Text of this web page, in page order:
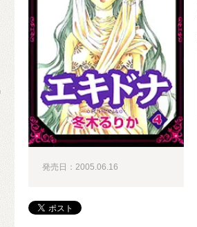
発売日：2005.06.16